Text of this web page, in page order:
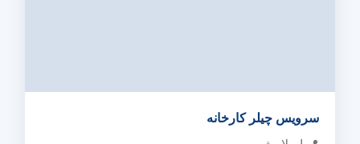
سرویس چیلر کارخانه